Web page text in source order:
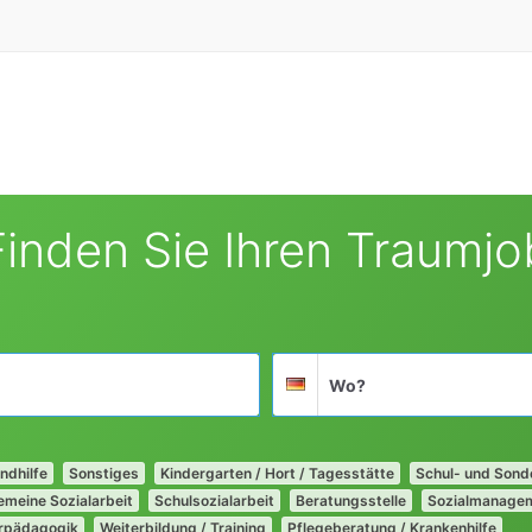
Sie Ihren
Deutschland
Sonstiges Kindergarten / Hort / Tagesstätte
Schul- und
Sozialarbeit
Schulsozialarbeit Beratungsstelle
Weiterbildung / Training Pflegeberatung / Krankenhilfe